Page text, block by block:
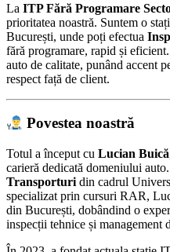
La ITP Fără Programare
prioritatea noastră. Suntem o
București, unde poți efectua
fără programare, rapid și
auto de calitate, punând accent
respect față de client.
Povestea noastră
Totul a început cu Lucian Buică
carieră dedicată domeniului
Transporturi din cadrul
specializat prin cursuri RAR,
din București, dobândind o
inspecții tehnice și management